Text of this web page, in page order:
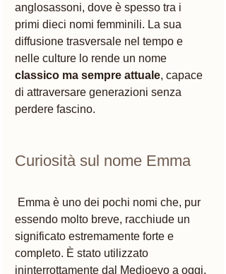
anglosassoni, dove è spesso tra i
primi dieci nomi femminili. La sua
diffusione trasversale nel tempo e
nelle culture lo rende un nome
classico ma sempre attuale, capace
di attraversare generazioni senza
perdere fascino.
Curiosità sul nome Emma
essendo molto breve, racchiude un
significato estremamente forte e
completo. È stato utilizzato
ininterrottamente dal Medioevo a oggi,